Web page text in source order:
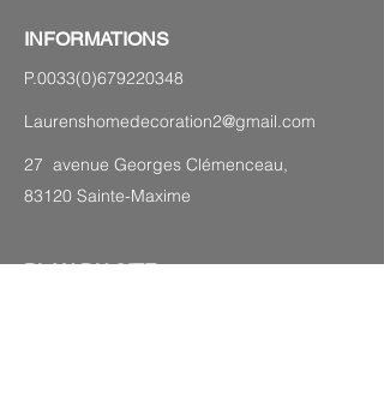
INFORMATIONS
P.0033(0)679220348
Laurenshomedecoration2@gmail.com
27 avenue Georges Clémenceau,
83120 Sainte-Maxime
PLAN DU SITE